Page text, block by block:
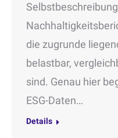
die zugrunde
belastbar,
sind. Genau hier
ESG-Daten…
Details